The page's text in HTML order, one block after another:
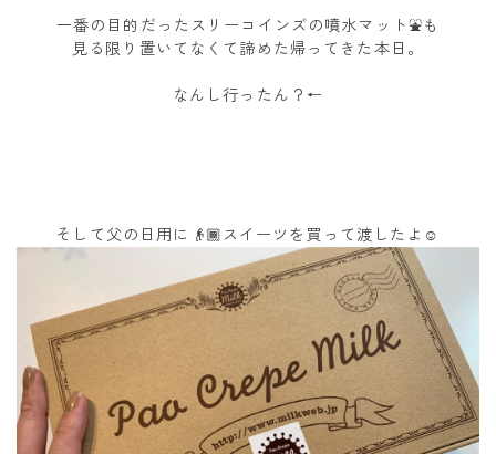
一番の目的だったスリーコインズの噴水マット⛲️も
見る限り置いてなくて諦めた帰ってきた本日。
なんし行ったん？←
そして父の日用に👴🏾スイーツを買って渡したよ☺︎